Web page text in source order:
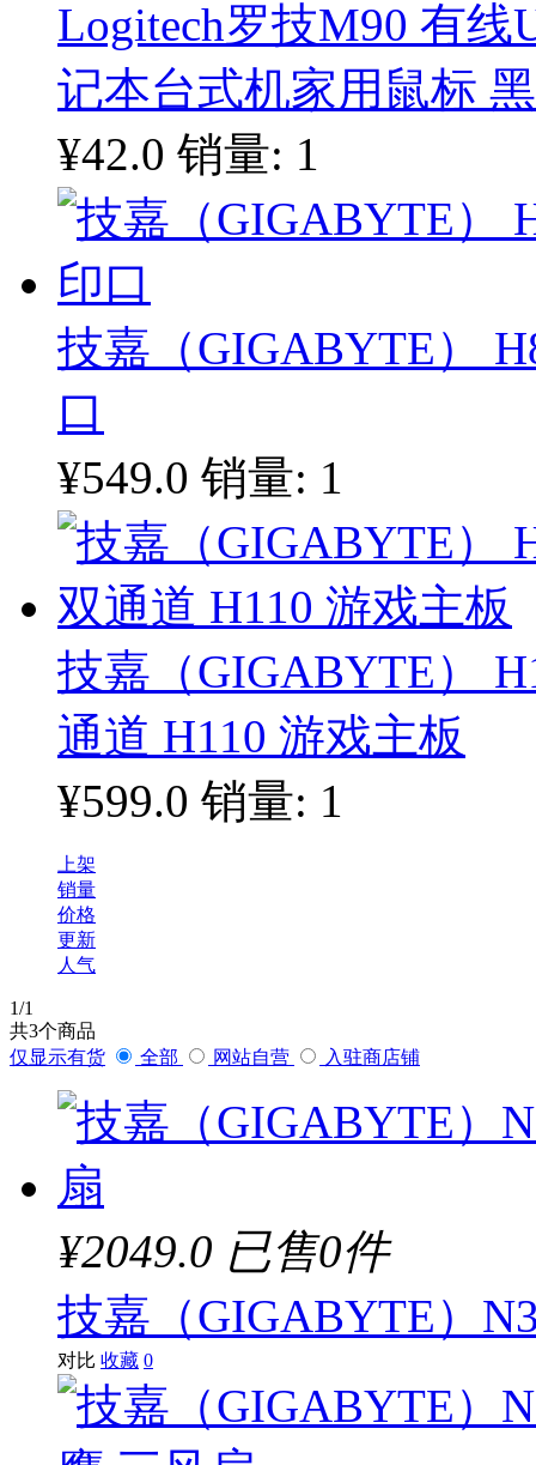
Logitech罗技M90 有
记本台式机家用鼠标
¥42.0 销量: 1
技嘉（GIGABYTE）
口
¥549.0 销量: 1
技嘉（GIGABYTE）
通道 H110 游戏主板
¥599.0 销量: 1
上架
销量
价格
更新
人气
1/1
共3个商品
仅显示有货
全部 网站自营 入驻商店铺
¥2049.0 已售0件
技嘉（GIGABYTE）
对比 收藏 0